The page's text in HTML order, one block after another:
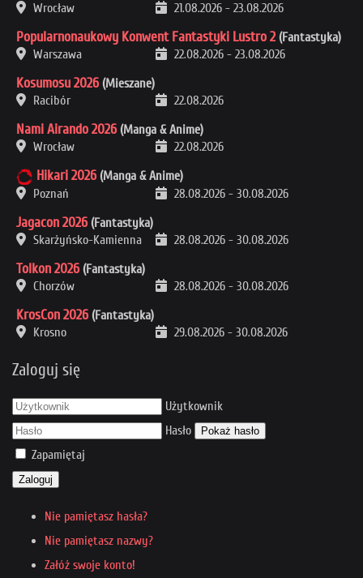
Wrocław
21.08.2026 - 23.08.2026
Popularnonaukowy Konwent Fantastyki Lustro 2 (Fantastyka)
Warszawa
22.08.2026 - 23.08.2026
Kosumosu 2026 (Mieszane)
Racibór
22.08.2026
Nami Airando 2026 (Manga & Anime)
Wrocław
22.08.2026
Hikari 2026 (Manga & Anime)
Poznań
28.08.2026 - 30.08.2026
Jagacon 2026 (Fantastyka)
Skarżyńsko-Kamienna
28.08.2026 - 30.08.2026
Tolkon 2026 (Fantastyka)
Chorzów
28.08.2026 - 30.08.2026
KrosCon 2026 (Fantastyka)
Krosno
29.08.2026 - 30.08.2026
Zaloguj się
Użytkownik
Hasło
Pokaż hasło
Zapamiętaj
Zaloguj
Nie pamiętasz hasła?
Nie pamiętasz nazwy?
Załóż swoje konto!